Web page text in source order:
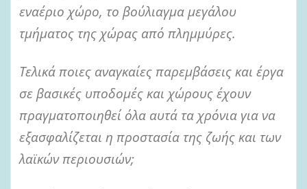
εναέριο χώρο, το βούλιαγμα μεγάλου
τμήματος της χώρας από πλημμύρες.
Τελικά ποιες αναγκαίες παρεμβάσεις και έργα
σε βασικές υποδομές και χώρους έχουν
πραγματοποιηθεί όλα αυτά τα χρόνια για να
εξασφαλίζεται η προστασία της ζωής και των
λαϊκών περιουσιών;